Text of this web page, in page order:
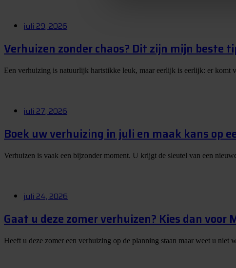
juli 29, 2026
Verhuizen zonder chaos? Dit zijn mijn beste
Een verhuizing is natuurlijk hartstikke leuk, maar eerlijk is eerlijk: er
juli 27, 2026
Boek uw verhuizing in juli en maak kans op
Verhuizen is vaak een bijzonder moment. U krijgt de sleutel van een
juli 24, 2026
Gaat u deze zomer verhuizen? Kies dan voor
Heeft u deze zomer een verhuizing op de planning staan maar weet u